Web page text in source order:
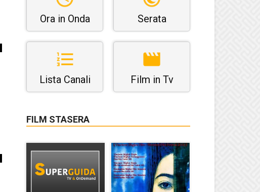
Ora in Onda Serata
Lista Canali Film in Tv
FILM STASERA